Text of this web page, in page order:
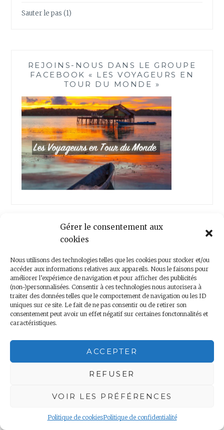
Gérer le consentement aux
cookies
Nous utilisons des technologies telles que les cookies pour stocker et/ou
accéder aux informations relatives aux appareils. Nous le faisons pour
améliorer l’expérience de navigation et pour afficher des publicités
(non-)personnalisées. Consentir à ces technologies nous autorisera à
traiter des données telles que le comportement de navigation ou les ID
uniques sur ce site. Le fait de ne pas consentir ou de retirer son
consentement peut avoir un effet négatif sur certaines fonctonnalités et
caractéristiques.
ACCEPTER
REFUSER
VOIR LES PRÉFÉRENCES
Politique de cookiesPolitique de confidentialité
Sauter le pas (1)
REJOINS-NOUS DANS LE GROUPE
FACEBOOK « LES VOYAGEURS EN
TOUR DU MONDE »
NOTRE PAGE FACEBOOK
Notre page Facebook
Cliquez pour accepter les
cookies marketing et activer